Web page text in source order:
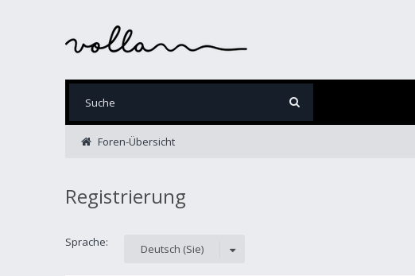
Foren-Übersicht
Registrierung
Sprache: Deutsch (Sie)